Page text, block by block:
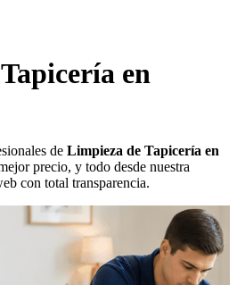
en
de Limpieza de Tapicería en
precio, y todo desde nuestra
con total transparencia.